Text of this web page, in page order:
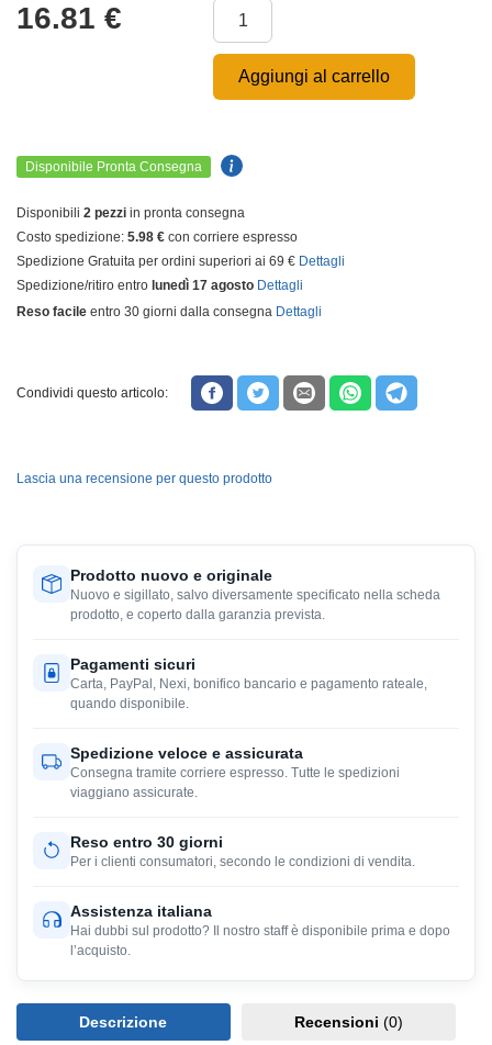
16.81 €
Aggiungi al carrello
Disponibile Pronta Consegna
Disponibili 2 pezzi in pronta consegna
Costo spedizione: 5.98 € con corriere espresso
Spedizione Gratuita per ordini superiori ai 69 € Dettagli
Spedizione/ritiro entro lunedì 17 agosto Dettagli
Reso facile entro 30 giorni dalla consegna Dettagli
Condividi questo articolo:
Lascia una recensione per questo prodotto
Prodotto nuovo e originale
Nuovo e sigillato, salvo diversamente specificato nella scheda
prodotto, e coperto dalla garanzia prevista.
Pagamenti sicuri
Carta, PayPal, Nexi, bonifico bancario e pagamento rateale,
quando disponibile.
Spedizione veloce e assicurata
Consegna tramite corriere espresso. Tutte le spedizioni
viaggiano assicurate.
Reso entro 30 giorni
Per i clienti consumatori, secondo le condizioni di vendita.
Assistenza italiana
Hai dubbi sul prodotto? Il nostro staff è disponibile prima e dopo
l’acquisto.
Descrizione Recensioni (0)